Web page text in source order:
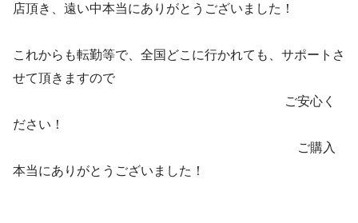
店頂き、遠い中本当にありがとうございました！
これからも転勤等で、全国どこに行かれても、サポートさ
せて頂きますので
ご安心く
ださい！
ご購入
本当にありがとうございました！